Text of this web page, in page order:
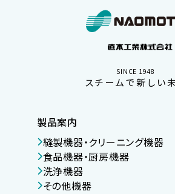
SINCE 1948
スチームで新しい
製品案内
縫製機器・クリーニング機器
食品機器・厨房機器
洗浄機器
その他機器